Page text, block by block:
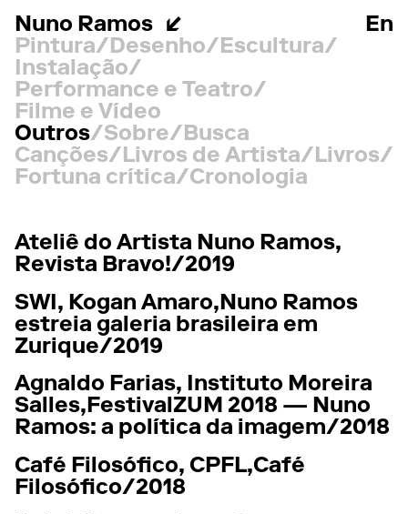
Nuno Ramos
En
Pintura
Desenho
Escultura
Instalação
Performance e Teatro
Filme e Vídeo
Outros
Sobre
Busca
Canções
Livros de Artista
Livros
Fortuna crítica
Cronologia
Ateliê do Artista Nuno Ramos,
Revista Bravo!/2019
SWI, Kogan Amaro, Nuno Ramos
estreia galeria brasileira em
Zurique/2019
Agnaldo Farias, Instituto Moreira
Salles,FestivalZUM 2018 — Nuno
Ramos: a política da imagem/2018
Café Filosófico, CPFL,Café
Filosófico/2018